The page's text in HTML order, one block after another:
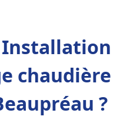
Installation
chaudière
?